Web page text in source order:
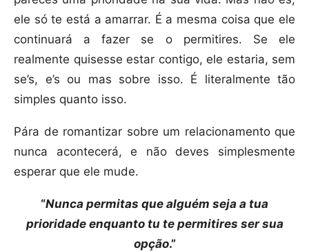
ele só te está a amarrar. É a mesma coisa que ele
continuará a fazer se o permitires. Se ele
realmente quisesse estar contigo, ele estaria, sem
se’s, e’s ou mas sobre isso. É literalmente tão
simples quanto isso.
Pára de romantizar sobre um relacionamento que
nunca acontecerá, e não deves simplesmente
esperar que ele mude.
“Nunca permitas que alguém seja a tua
prioridade enquanto tu te permitires ser sua
opção.”